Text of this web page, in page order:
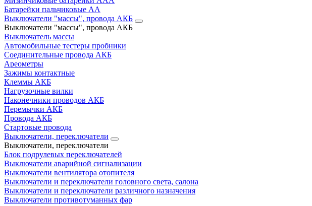
Батарейки пальчиковые АА
Выключатели "массы", провода АКБ
Выключатели "массы", провода АКБ
Выключатель массы
Автомобильные тестеры пробники
Соединительные провода АКБ
Ареометры
Зажимы контактные
Клеммы АКБ
Нагрузочные вилки
Наконечники проводов АКБ
Перемычки АКБ
Провода АКБ
Стартовые провода
Выключатели, переключатели
Выключатели, переключатели
Блок подрулевых переключателей
Выключатели аварийной сигнализации
Выключатели вентилятора отопителя
Выключатели и переключатели головного света, салона
Выключатели и переключатели различного назначения
Выключатели противотуманных фар